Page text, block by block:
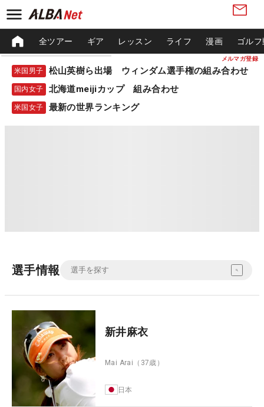
メルマガ登録
全ツアー ギア レッスン ライフ 漫画 ゴル
米国男子 松山英樹ら出場 ウィンダム選手権の組み合わせ
国内女子 北海道meijiカップ 組み合わせ
米国女子 最新の世界ランキング
選手情報
新井麻衣
Mai Arai （37歳）
日本